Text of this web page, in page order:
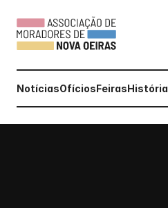
NotíciasOfíciosFeirasHistória